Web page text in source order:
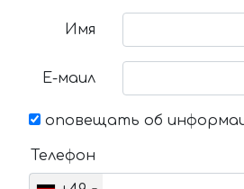
Имя
Е-маил
оповещать об
Телефон